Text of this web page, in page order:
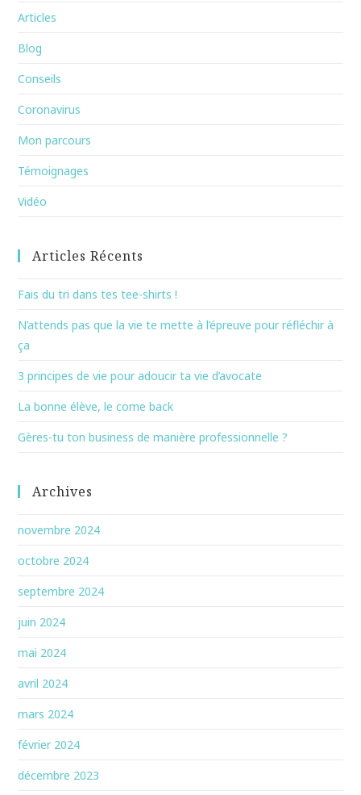
Articles
Blog
Conseils
Coronavirus
Mon parcours
Témoignages
Vidéo
Articles Récents
Fais du tri dans tes tee-shirts !
N’attends pas que la vie te mette à l’épreuve pour réfléchir à
ça
3 principes de vie pour adoucir ta vie d’avocate
La bonne élève, le come back
Gères-tu ton business de manière professionnelle ?
Archives
novembre 2024
octobre 2024
septembre 2024
juin 2024
mai 2024
avril 2024
mars 2024
février 2024
décembre 2023